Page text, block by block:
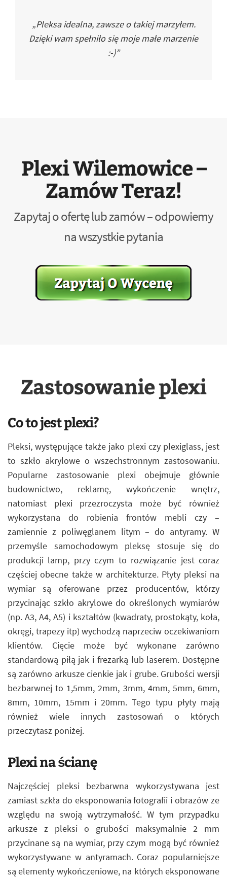
„Pleksa idealna, zawsze o takiej marzyłem.
Dzięki wam spełniło się moje małe marzenie
:-)”
Plexi Wilemowice –
Zamów Teraz!
Zapytaj o ofertę lub zamów – odpowiemy
na wszystkie pytania
Zastosowanie plexi
Co to jest plexi?
Pleksi, występujące także jako plexi czy plexiglass, jest
to szkło akrylowe o wszechstronnym zastosowaniu.
Popularne zastosowanie plexi obejmuje głównie
budownictwo, reklamę, wykończenie wnętrz,
natomiast plexi przezroczysta może być również
wykorzystana do robienia frontów mebli czy –
zamiennie z poliwęglanem litym – do antyramy. W
przemyśle samochodowym pleksę stosuje się do
produkcji lamp, przy czym to rozwiązanie jest coraz
częściej obecne także w architekturze. Płyty pleksi na
wymiar są oferowane przez producentów, którzy
przycinając szkło akrylowe do określonych wymiarów
(np. A3, A4, A5) i kształtów (kwadraty, prostokąty, koła,
okręgi, trapezy itp) wychodzą naprzeciw oczekiwaniom
klientów. Cięcie może być wykonane zarówno
standardową piłą jak i frezarką lub laserem. Dostępne
są zarówno arkusze cienkie jak i grube. Grubości wersji
bezbarwnej to 1,5mm, 2mm, 3mm, 4mm, 5mm, 6mm,
8mm, 10mm, 15mm i 20mm. Tego typu płyty mają
również wiele innych zastosowań o których
przeczytasz poniżej.
Plexi na ścianę
Najczęściej pleksi bezbarwna wykorzystywana jest
zamiast szkła do eksponowania fotografii i obrazów ze
względu na swoją wytrzymałość. W tym przypadku
arkusze z pleksi o grubości maksymalnie 2 mm
przycinane są na wymiar, przy czym mogą być również
wykorzystywane w antyramach. Coraz popularniejsze
są elementy wykończeniowe, na których eksponowane